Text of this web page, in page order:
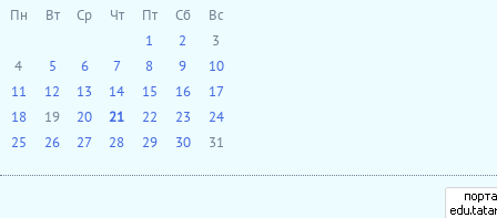
Пн
Вт Ср Чт Пт Сб
Вс
1
2
3
4
5 6 7 8 9
10
11
12 13 14 15 16
17
18
19 20 21 22 23
24
25
26 27 28 29 30 31